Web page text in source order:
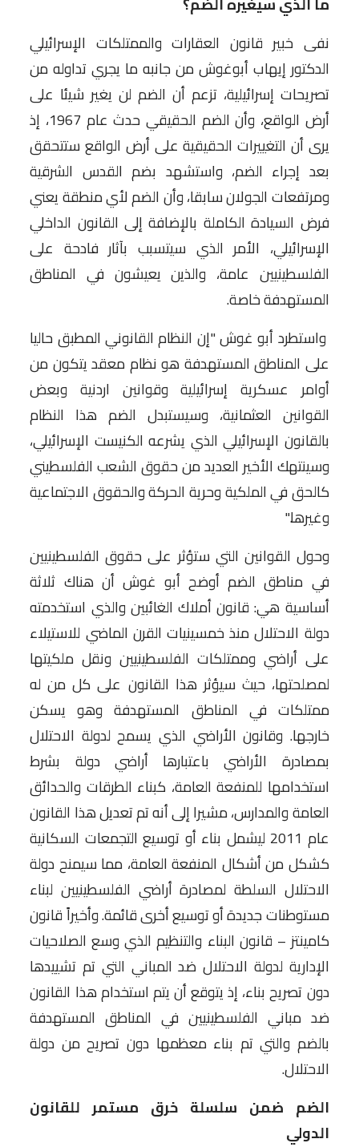
نفى خبير قانون العقارات والممتلكات الإسرائيلي
الدكتور إيهاب أبوغوش من جانبه ما يجري تداوله من
تصريحات إسرائيلية، تزعم أن الضم لن يغير شيئا على
أرض الواقع، وأن الضم الحقيقي حدث عام 1967، إذ
يرى أن التغييرات الحقيقية على أرض الواقع ستتحقق
بعد إجراء الضم، واستشهد بضم القدس الشرقية
ومرتفعات الجولان سابقا، وأن الضم لأي منطقة يعني
فرض السيادة الكاملة بالإضافة إلى القانون الداخلي
الإسرائيلي، الأمر الذي سيتسبب بآثار فادحة على
الفلسطينيين عامة، والذين يعيشون في المناطق
المستهدفة خاصة.
واستطرد أبو غوش "إن النظام القانوني المطبق حاليا
على المناطق المستهدفة هو نظام معقد يتكون من
أوامر عسكرية إسرائيلية وقوانين اردنية وبعض
القوانين العثمانية، وسيستبدل الضم هذا النظام
بالقانون الإسرائيلي الذي يشرعه الكنيست الإسرائيلي،
وسينتهك الأخير العديد من حقوق الشعب الفلسطيني
كالحق في الملكية وحرية الحركة والحقوق الاجتماعية
وغيرها."
وحول القوانين التي ستؤثر على حقوق الفلسطينيين
في مناطق الضم أوضح أبو غوش أن هناك ثلاثة
أساسية هي: قانون أملاك الغائبين والذي استخدمته
دولة الاحتلال منذ خمسينيات القرن الماضي للاستيلاء
على أراضي وممتلكات الفلسطينيين ونقل ملكيتها
لمصلحتها، حيث سيؤثر هذا القانون على كل من له
ممتلكات في المناطق المستهدفة وهو يسكن
خارجها. وقانون الأراضي الذي يسمح لدولة الاحتلال
بمصادرة الأراضي باعتبارها أراضي دولة بشرط
استخدامها للمنفعة العامة، كبناء الطرقات والحدائق
العامة والمدارس، مشيرا إلى أنه تم تعديل هذا القانون
عام 2011 ليشمل بناء أو توسيع التجمعات السكانية
كشكل من أشكال المنفعة العامة، مما سيمنح دولة
الاحتلال السلطة لمصادرة أراضي الفلسطينيين لبناء
مستوطنات جديدة أو توسيع أخرى قائمة. وأخيراً قانون
كامينتز – قانون البناء والتنظيم الذي وسع الصلاحيات
الإدارية لدولة الاحتلال ضد المباني التي تم تشييدها
دون تصريح بناء، إذ يتوقع أن يتم استخدام هذا القانون
ضد مباني الفلسطينيين في المناطق المستهدفة
بالضم والتي تم بناء معظمها دون تصريح من دولة
الاحتلال.
الضم ضمن سلسلة خرق مستمر للقانون
الدولي